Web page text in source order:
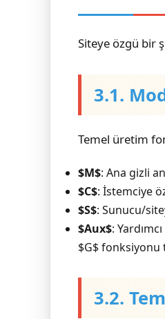
Siteye özgü bir
3.1.
Temel üretim
$M$: Ana gizli
$C$: İstemciye
$S$: Sunucu/
$Aux$:
$G$ fonksiyonu
3.2.